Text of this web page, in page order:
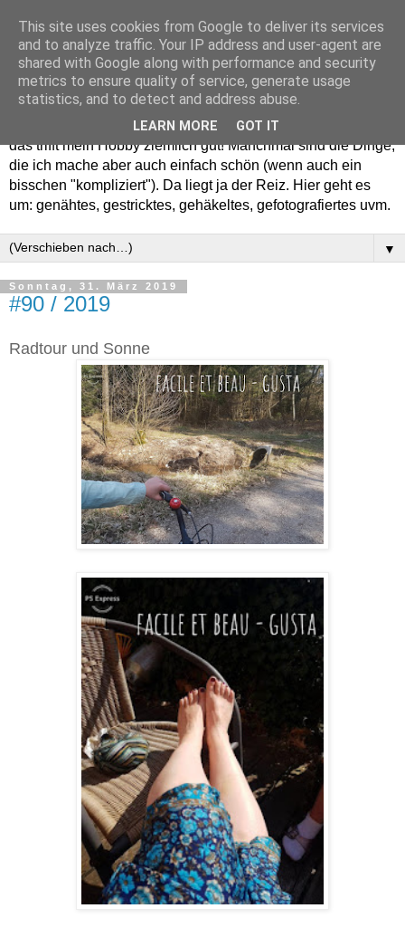
Willkommen in meinem "Wohnzimmer". Einfach und schön -
das trifft mein Hobby ziemlich gut! Manchmal sind die Dinge,
die ich mache aber auch einfach schön (wenn auch ein
bisschen "kompliziert"). Da liegt ja der Reiz. Hier geht es
um: genähtes, gestricktes, gehäkeltes, gefotografiertes uvm.
▼
Sonntag, 31. März 2019
#90 / 2019
Radtour und Sonne
This site uses cookies from Google to deliver its services
and to analyze traffic. Your IP address and user-agent are
shared with Google along with performance and security
metrics to ensure quality of service, generate usage
statistics, and to detect and address abuse.
LEARN MORE GOT IT